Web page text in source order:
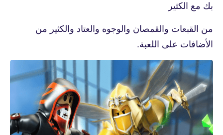
بك مع الكثير
من القبعات والقمصان والوجوه والعتاد والكثير من
الأضافات على اللعبة.